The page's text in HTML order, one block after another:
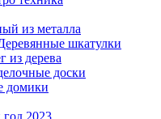
из металла
шкатулки
из дерева
доски
домики
2023